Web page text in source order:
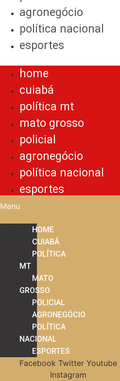
agronegócio
política nacional
esportes
home
cuiabá
política mt
mato grosso
policial
agronegócio
política nacional
esportes
Menu
HOME
CUIABÁ
POLÍTICA
MT
MATO
GROSSO
POLICIAL
AGRONEGÓCIO
POLÍTICA
NACIONAL
ESPORTES
Facebook Twitter Youtube
Instagram